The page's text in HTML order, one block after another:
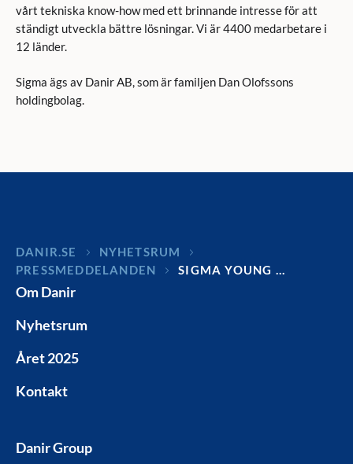
vårt tekniska know-how med ett brinnande intresse för att
ständigt utveckla bättre lösningar. Vi är 4400 medarbetare i
12 länder.
Sigma ägs av Danir AB, som är familjen Dan Olofssons
holdingbolag.
DANIR
NYHETSRUM
PRESSMEDDELANDEN
SIGMA YOUNG …
Om Danir
Nyhetsrum
Året 2025
Kontakt
Danir Group